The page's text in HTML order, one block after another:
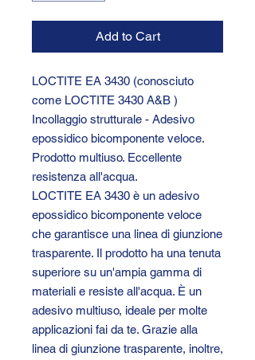
Add to Cart
LOCTITE EA 3430 (conosciuto
come LOCTITE 3430 A&B )
Incollaggio strutturale - Adesivo
epossidico bicomponente veloce.
Prodotto multiuso. Eccellente
resistenza all'acqua.
LOCTITE EA 3430 è un adesivo
epossidico bicomponente veloce
che garantisce una linea di giunzione
trasparente. Il prodotto ha una tenuta
superiore su un'ampia gamma di
materiali e resiste all'acqua. È un
adesivo multiuso, ideale per molte
applicazioni fai da te. Grazie alla
linea di giunzione trasparente, inoltre,